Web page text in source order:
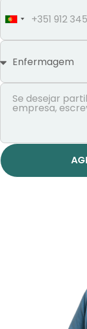
Portugal
+351